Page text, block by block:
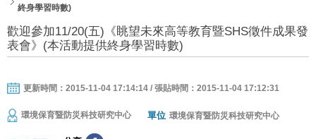
終身學習時數)
歡迎參加11/20(五)《眺望未來高等教育暨SHS徵件成果發
表會》(本活動提供終身學習時數)
更新時間：2015-11-04 17:14:14 / 張貼時間：2015-11-04 17:12:31
環境保育暨防災科技研究中心 單位 環境保育暨防災科技研究中心